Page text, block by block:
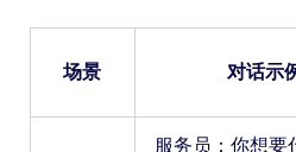
场景 对话示
服务员：你想要